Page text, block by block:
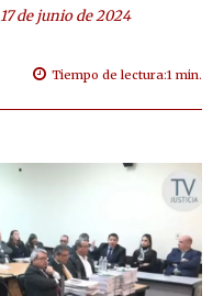
17 de junio de 2024
Tiempo de lectura:1 min.